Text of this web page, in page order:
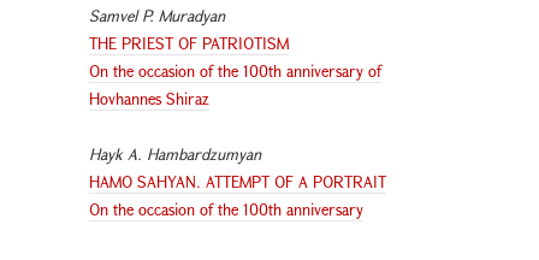
Samvel P. Muradyan
THE PRIEST OF PATRIOTISM
On the occasion of the 100th anniversary of
Hovhannes Shiraz
Hayk A. Hambardzumyan
HAMO SAHYAN. ATTEMPT OF A PORTRAIT
On the occasion of the 100th anniversary